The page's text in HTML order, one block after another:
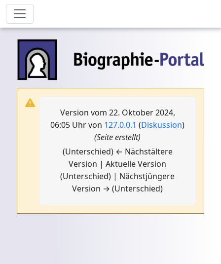
Version vom 22. Oktober 2024,
06:05 Uhr von 127.0.0.1 (Diskussion)
(Seite erstellt)
(Unterschied) ← Nächstältere
Version | Aktuelle Version
(Unterschied) | Nächstjüngere
Version → (Unterschied)